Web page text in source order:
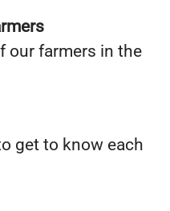
our farmers in the
get to know each